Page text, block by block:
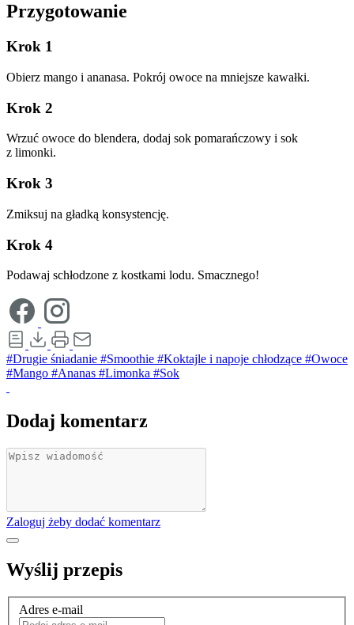
Przygotowanie
Krok 1
Obierz mango i ananasa. Pokrój owoce na mniejsze kawałki.
Krok 2
Wrzuć owoce do blendera, dodaj sok pomarańczowy i sok
z limonki.
Krok 3
Zmiksuj na gładką konsystencję.
Krok 4
Podawaj schłodzone z kostkami lodu. Smacznego!
#Drugie śniadanie #Smoothie #Koktajle i napoje chłodzące #Owoce
#Mango #Ananas #Limonka #Sok
Dodaj komentarz
Zaloguj żeby dodać komentarz
Wyślij przepis
Adres e-mail